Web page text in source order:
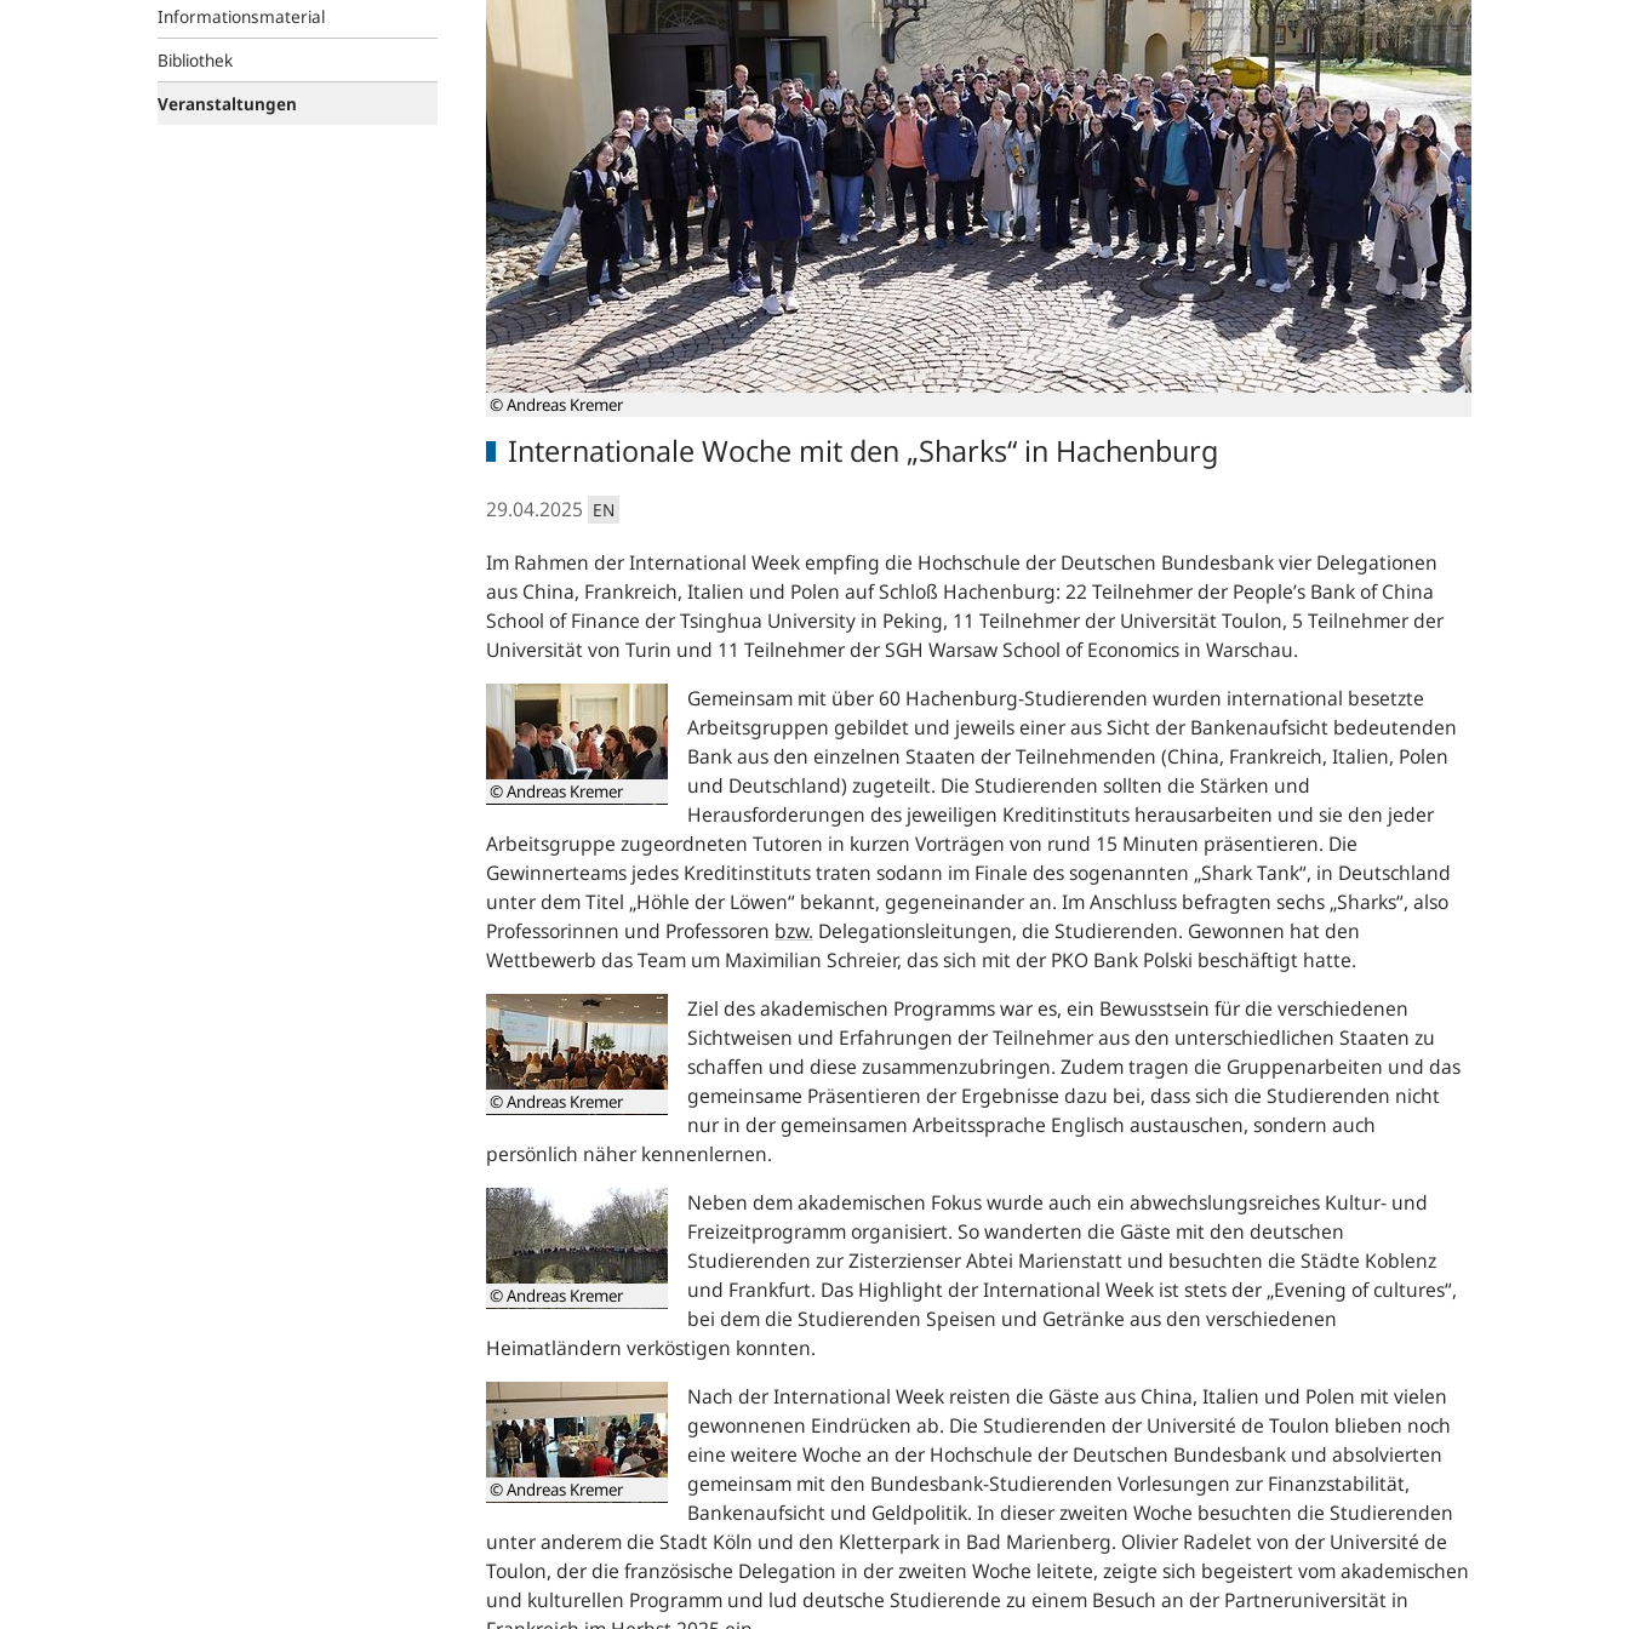
Informationsmaterial
Bibliothek
Veranstaltungen
© Andreas Kremer
Internationale Woche mit den „Sharks“ in Hachenburg
29.04.2025 EN
Im Rahmen derInternational Week empfing die Hochschule der Deutschen Bundesbank vier Delegationen
aus China, Frankreich, Italien und Polen auf Schloß Hachenburg: 22 Teilnehmer der People’s Bank of China
School of Finance der Tsinghua University in Peking, 11 Teilnehmer der Universität Toulon, 5 Teilnehmer der
Universität von Turin und 11 Teilnehmer der SGH Warsaw School of Economics in Warschau.
© Andreas Kremer
Gemeinsam mit über 60 Hachenburg-Studierenden wurden international besetzte
Arbeitsgruppen gebildet und jeweils einer aus Sicht der Bankenaufsicht bedeutenden
Bank aus den einzelnen Staaten der Teilnehmenden (China, Frankreich, Italien, Polen
und Deutschland) zugeteilt. Die Studierenden sollten die Stärken und
Herausforderungen des jeweiligen Kreditinstituts herausarbeiten und sie den jeder
Arbeitsgruppe zugeordneten Tutoren in kurzen Vorträgen von rund 15 Minuten präsentieren. Die
Gewinnerteams jedes Kreditinstituts traten sodann im Finale des sogenannten „Shark Tank“, in Deutschland
unter dem Titel „Höhle der Löwen“ bekannt, gegeneinander an. Im Anschluss befragten sechs „Sharks“, also
Professorinnen und Professoren bzw. Delegationsleitungen, die Studierenden. Gewonnen hat den
Wettbewerb das Team um Maximilian Schreier, das sich mit der PKO Bank Polski beschäftigt hatte.
© Andreas Kremer
Ziel des akademischen Programms war es, ein Bewusstsein für die verschiedenen
Sichtweisen und Erfahrungen der Teilnehmer aus den unterschiedlichen Staaten zu
schaffen und diese zusammenzubringen. Zudem tragen die Gruppenarbeiten und das
gemeinsame Präsentieren der Ergebnisse dazu bei, dass sich die Studierenden nicht
nur in der gemeinsamen Arbeitssprache Englisch austauschen, sondern auch
persönlich näher kennenlernen.
© Andreas Kremer
Neben dem akademischen Fokus wurde auch ein abwechslungsreiches Kultur- und
Freizeitprogramm organisiert. So wanderten die Gäste mit den deutschen
Studierenden zur Zisterzienser Abtei Marienstatt und besuchten die Städte Koblenz
und Frankfurt. Das Highlight derInternational Week ist stets der „Evening of cultures“,
bei dem die Studierenden Speisen und Getränke aus den verschiedenen
Heimatländern verköstigen konnten.
© Andreas Kremer
Nach derInternational Week reisten die Gäste aus China, Italien und Polen mit vielen
gewonnenen Eindrücken ab. Die Studierenden der Université de Toulon blieben noch
eine weitere Woche an der Hochschule der Deutschen Bundesbank und absolvierten
gemeinsam mit den Bundesbank-Studierenden Vorlesungen zur Finanzstabilität,
Bankenaufsicht und Geldpolitik. In dieser zweiten Woche besuchten die Studierenden
unter anderem die Stadt Köln und den Kletterpark in Bad Marienberg. Olivier Radeletvon der Université de
Toulon, der die französische Delegation in der zweiten Woche leitete, zeigte sich begeistert vom akademischen
und kulturellen Programm und lud deutsche Studierende zu einem Besuch an der Partneruniversität in